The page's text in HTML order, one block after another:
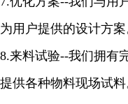
为用户提供的设计方案
8.来料试验--我们拥有
提供各种物料现场试料